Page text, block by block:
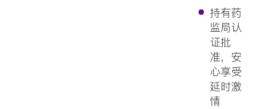
持有药
监局认
证批
准，安
心享受
延时激
情